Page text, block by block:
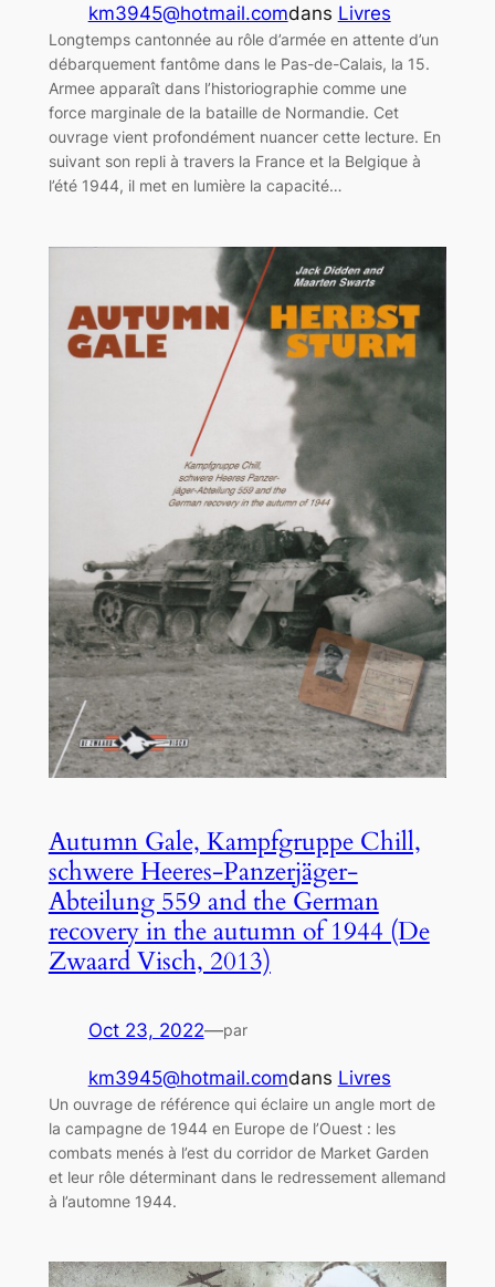
km3945@hotmail.comdans Livres
Longtemps cantonnée au rôle d’armée en attente d’un
débarquement fantôme dans le Pas-de-Calais, la 15.
Armee apparaît dans l’historiographie comme une
force marginale de la bataille de Normandie. Cet
ouvrage vient profondément nuancer cette lecture. En
suivant son repli à travers la France et la Belgique à
l’été 1944, il met en lumière la capacité…
Autumn Gale, Kampfgruppe Chill,
schwere Heeres-Panzerjäger-
Abteilung 559 and the German
recovery in the autumn of 1944 (De
Zwaard Visch, 2013)
Oct 23, 2022—par
km3945@hotmail.comdans Livres
Un ouvrage de référence qui éclaire un angle mort de
la campagne de 1944 en Europe de l’Ouest : les
combats menés à l’est du corridor de Market Garden
et leur rôle déterminant dans le redressement allemand
à l’automne 1944.